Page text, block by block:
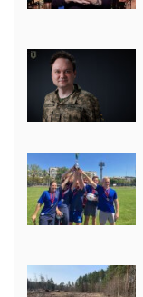
Олег Старіков
швидше ухвалить